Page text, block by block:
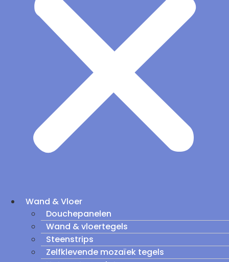
Wand & Vloer
Douchepanelen
Wand & vloertegels
Steenstrips
Zelfklevende mozaïek tegels